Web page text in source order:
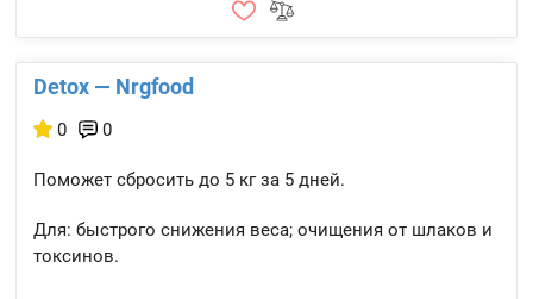
Detox — Nrgfood
0 0
Поможет сбросить до 5 кг за 5 дней.
Для: быстрого снижения веса; очищения от шлаков и
токсинов.